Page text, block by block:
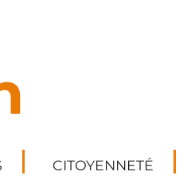
CITOYENNETÉ